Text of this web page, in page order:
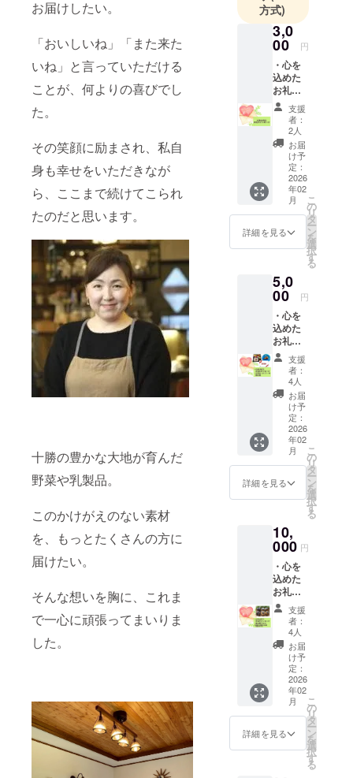
お届けしたい。
「おいしいね」「また来た
いね」と言っていただける
ことが、何よりの喜びでし
た。
その笑顔に励まされ、私自
身も幸せをいただきなが
ら、ここまで続けてこられ
たのだと思います。
十勝の豊かな大地が育んだ
野菜や乳製品。
このかけがえのない素材
を、もっとたくさんの方に
届けたい。
そんな想いを胸に、これま
で一心に頑張ってまいりま
した。
方式)
3,0
00 円
・心を
込めた
お礼の
メッ
セージ
支援
者：
2人
お届
け予
定：
2026
年02
月
詳細を見る
こ
の
リ
タ
ー
ン
を
選
択
す
る
5,0
00 円
・心を
込めた
お礼の
メッ
セージ
・お弁
当or
ケーキ
割引
券 500
円分 (四
つ葉
apartで
使用で
きる割
引券。
限はR8
年2月1
日～R8
年4月末
まで) 原
材料及
び添加
物等の
食品表
示はお
届け商
品のラ
ベルに
表記さ
れま
す。商
品開封
支援
者：
4人
お届
け予
定：
2026
年02
月
詳細を見る
こ
の
リ
タ
ー
ン
を
選
択
す
る
10,
000 円
・心を
込めた
お礼の
メッ
セージ
・焼き
菓子
BOX（
内容量5
個） 原
材料及
び添加
物等の
食品表
示はお
届け商
支援
者：
4人
お届
け予
定：
2026
年02
月
詳細を見る
こ
の
リ
タ
ー
ン
を
選
択
す
る